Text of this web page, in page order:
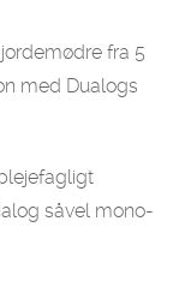
fra 5
med Dualogs
såvel mono-